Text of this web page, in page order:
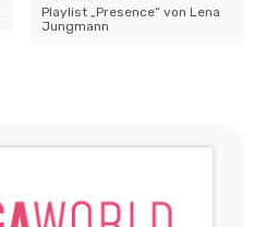
Playlist „Presence“ von Lena
Jungmann